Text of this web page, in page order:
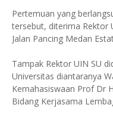
Pertemuan yang
tersebut, diterima Rektor
Jalan Pancing Medan
Tampak Rektor UIN SU
Universitas diantaranya
Kemahasiswaan Prof Dr
Bidang Kerjasama